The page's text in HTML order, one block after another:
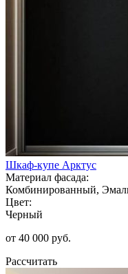
Шкаф-купе Арктус
Материал фасада:
Комбинированный,
Цвет:
Черный
от 40 000 руб.
Рассчитать